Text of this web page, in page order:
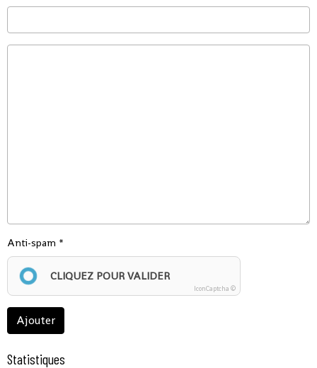
Anti-spam
CLIQUEZ POUR VALIDER
IconCaptcha ©
Ajouter
Statistiques